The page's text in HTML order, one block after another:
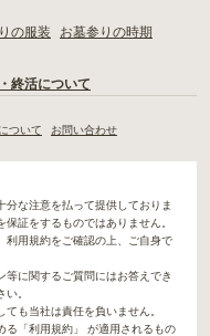
の服装
お墓参りの時期
終活について
ついて お問い合わせ
分な注意を払って提供しておりま
証をするものではありません。
利用規約をご確認の上、ご自身で
等に関するご質問にはお答えでき
。
も当社は責任を負いません。
る「利用規約」 が適用されるもの